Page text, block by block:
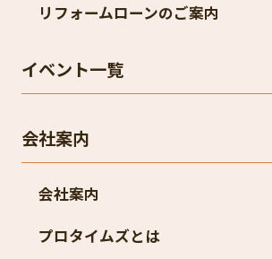
リフォームローンのご案内
イベント一覧
会社案内
会社案内
プロタイムズとは